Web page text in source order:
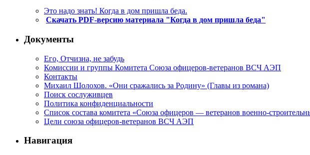
Это надо знать! Когда в дом пришла беда.
Скачать PDF-версию материала "Когда в дом пришла беда"
Документы
Его, Отчизна, не забудь
Комиссии и группы Комитета Союза офицеров-ветеранов ВСЧ АЭП
Контакты
Михаил Шолохов. «Они сражались за Родину» (Главы из романа)
Поиск сослуживцев
Политика конфиденциальности
Список состава комитета «Союза офицеров — ветеранов военно-
Цели союза офицеров-ветеранов ВСЧ АЭП
Навигация